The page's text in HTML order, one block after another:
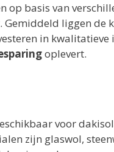
op basis van
liggen de
in
oplevert.
voor
zijn glaswol,